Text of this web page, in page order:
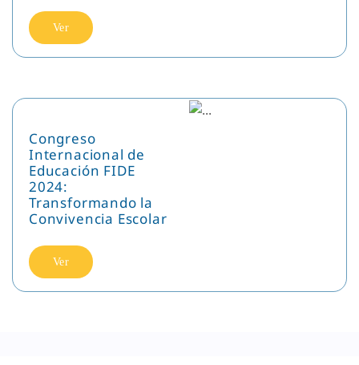
Ver
Congreso
Internacional de
Educación FIDE
2024:
Transformando la
Convivencia Escolar
Ver